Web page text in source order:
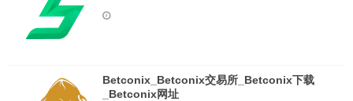
Betconix_Betconix交易所_Betconix下载
_Betconix网址